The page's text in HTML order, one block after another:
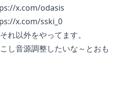
x.com/odasis
x.com/sski_0
れ以外をやってます。
し音源調整したいな～とおも